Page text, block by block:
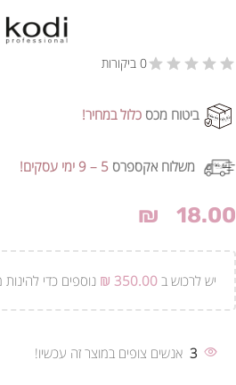
0 ביקורות
ביטוח מכס כלול במחיר!
משלוח אקספרס 5 – 9 ימי עסקים!
₪ 18.00
יש לרכוש ב ₪ 350.00 נוספים כדי
3 אנשים צופים במוצר זה עכשיו!